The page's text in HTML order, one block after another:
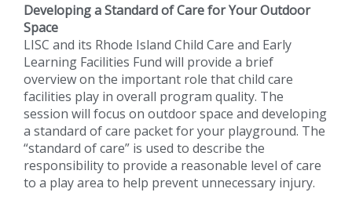
Developing a Standard of Care for Your Outdoor
Space
LISC and its Rhode Island Child Care and Early
Learning Facilities Fund will provide a brief
overview on the important role that child care
facilities play in overall program quality. The
session will focus on outdoor space and developing
a standard of care packet for your playground. The
“standard of care” is used to describe the
responsibility to provide a reasonable level of care
to a play area to help prevent unnecessary injury.